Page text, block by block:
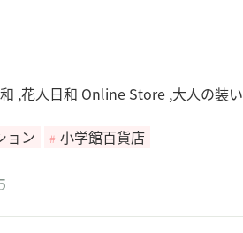
花人日和 Online Store 大人の装い
ョン 小学館百貨店